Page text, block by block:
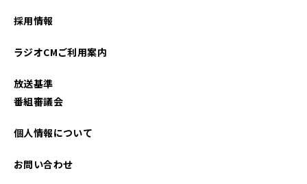
採用情報
ラジオCMご利用案内
放送基準
番組審議会
個人情報について
お問い合わせ